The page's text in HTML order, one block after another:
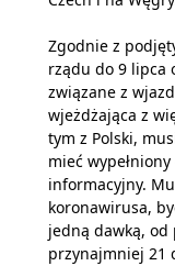
Zgodnie z
rządu do 9 lipca
związane z
wjeżdżająca z
tym z Polski,
mieć
informacyjny.
koronawirusa,
jedną dawką, od
przynajmniej 21